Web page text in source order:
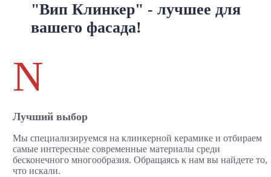
"Вип Клинкер" - лучшее для
вашего фасада!
N
Лучший выбор
Мы специализируемся на клинкерной керамике и отбираем
самые интересные современные материалы среди
бесконечного многообразия. Обращаясь к нам вы найдете то,
что искали.